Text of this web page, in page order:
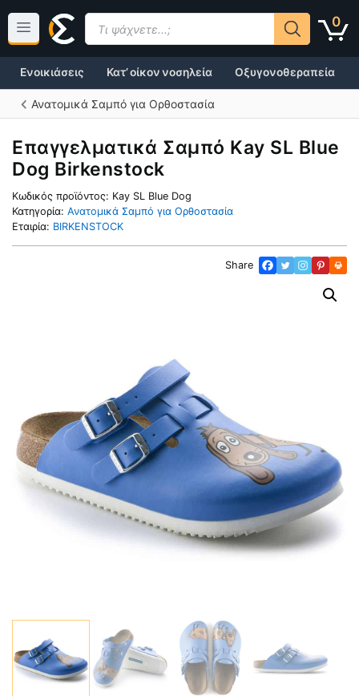
περιεχόμενο
0
Products
search
Κατ’ οίκον νοσηλεία Οξυγονοθεραπεία
Ενοικιάσεις
Ανατομικά Σαμπό για Ορθοστασία
Επαγγελματικά Σαμπό Kay SL Blue
Dog Birkenstock
Κωδικός προϊόντος: Kay SL Blue Dog
Κατηγορία: Ανατομικά Σαμπό για Ορθοστασία
Εταιρία: BIRKENSTOCK
Share